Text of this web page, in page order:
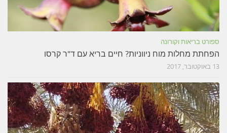
ספורט בריאות וקורונה
הפחתת מחלות מוח ניווניות? חיים בריא עם ד"ר קרסו
13 באוקטובר, 2017